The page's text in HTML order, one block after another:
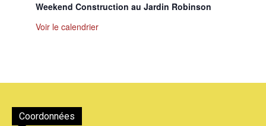
Weekend Construction au Jardin Robinson
Voir le calendrier
Coordonnées